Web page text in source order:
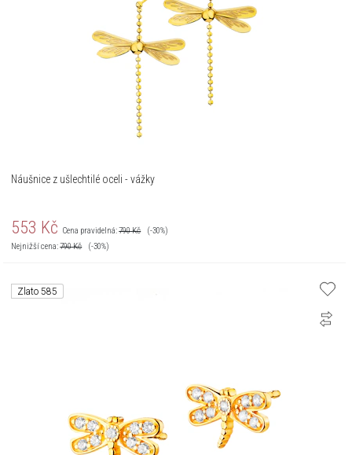
Náušnice z ušlechtilé oceli - vážky
553 Kč Cena pravidelná:790Kč
(-30%)
Nejnižší cena:790Kč (-30%)
Zlato 585